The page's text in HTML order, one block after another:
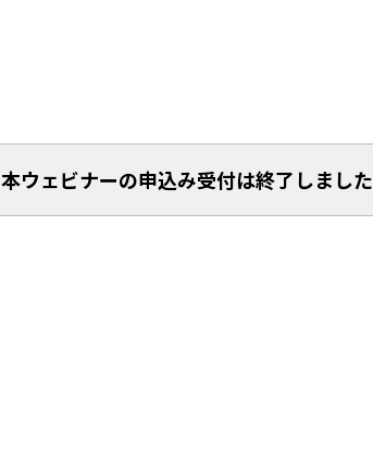
本ウェビナーの申込み受付は終了しました